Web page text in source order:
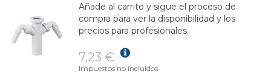
Añade al carrito y sigue el proceso de
compra para ver la disponibilidad y los
precios para profesionales.
7,23 €
Impuestos no incluidos.